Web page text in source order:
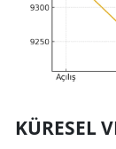
KÜRESEL